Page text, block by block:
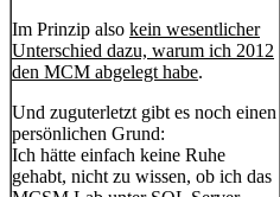
Im Prinzip also kein wesentlicher
Unterschied dazu, warum ich 2012
den MCM abgelegt habe.
Und zuguterletzt gibt es noch einen
persönlichen Grund:
Ich hätte einfach keine Ruhe
gehabt, nicht zu wissen, ob ich das